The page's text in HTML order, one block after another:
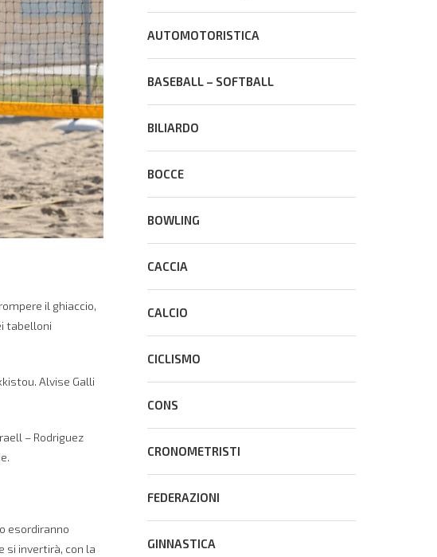
il ghiaccio,
tabelloni
Alvise Galli
– Rodriguez
esordiranno
si invertirà, con la
AUTOMOTORISTICA
BASEBALL – SOFTBALL
BILIARDO
BOCCE
BOWLING
CACCIA
CALCIO
CICLISMO
CONS
CRONOMETRISTI
FEDERAZIONI
GINNASTICA